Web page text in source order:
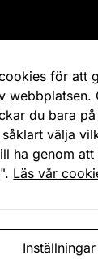
AB
för att
webbplatsen.
du bara
välja
ha genom att
Läs vår
Inställningar